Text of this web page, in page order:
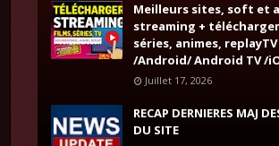
Meilleurs sites, soft et
streaming +
séries, animes, replayTV
/Android/ Android TV /
Juillet 17, 2026
RECAP DERNIERES MAJ
DU SITE